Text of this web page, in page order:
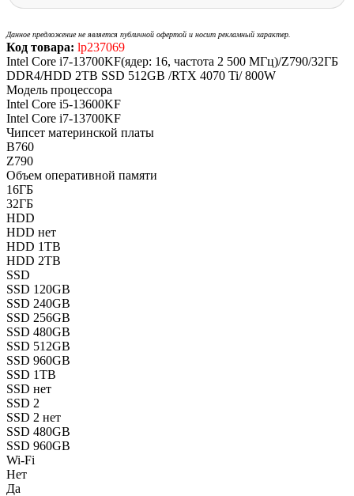
Данное предложение не является публичной офертой и носит рекламный характер.
Код товара: lp237069
Intel Core i7-13700KF(ядер: 16, частота 2 500 МГц)/Z790/32ГБ
DDR4/HDD 2TB SSD 512GB /RTX 4070 Ti/ 800W
Модель процессора
Intel Core i5-13600KF
Intel Core i7-13700KF
Чипсет материнской платы
B760
Z790
Объем оперативной памяти
16ГБ
32ГБ
HDD
HDD нет
HDD 1TB
HDD 2TB
SSD
SSD 120GB
SSD 240GB
SSD 256GB
SSD 480GB
SSD 512GB
SSD 960GB
SSD 1TB
SSD нет
SSD 2
SSD 2 нет
SSD 480GB
SSD 960GB
Wi-Fi
Нет
Да